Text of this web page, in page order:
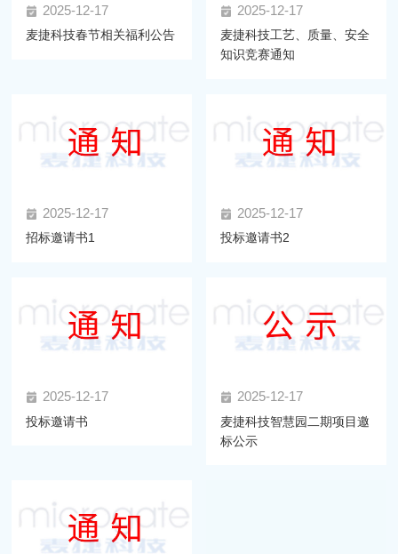
2025-12-17
麦捷科技春节相关福利公告
2025-12-17
麦捷科技工艺、质量、安全
知识竞赛通知
2025-12-17
招标邀请书1
2025-12-17
投标邀请书2
2025-12-17
投标邀请书
2025-12-17
麦捷科技智慧园二期项目邀
标公示